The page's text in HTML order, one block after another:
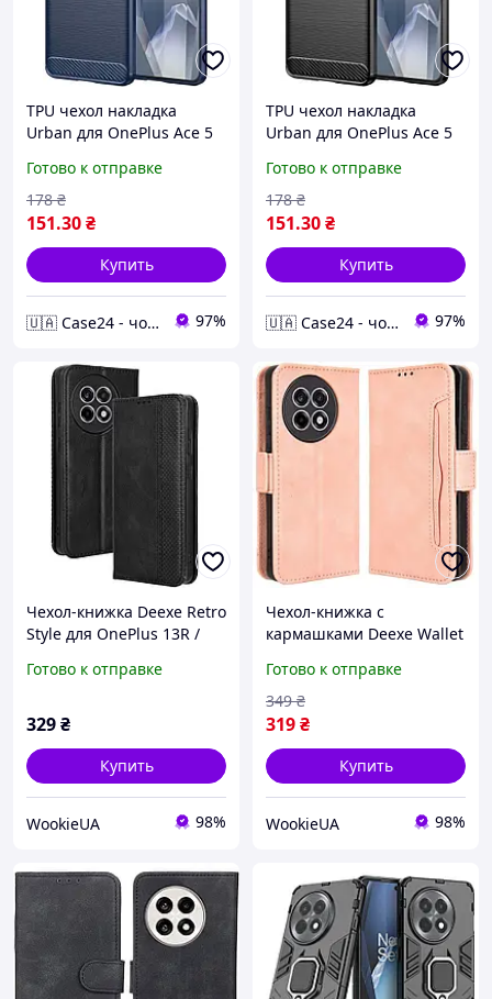
TPU чехол накладка
Urban для OnePlus Ace 5
Готово к отправке
151.30₴
178 ₴
Купить
🇺🇦 Case24 - чохли та аксесуари для смартфонів та планшетів 97%
TPU чехол накладка
Urban для OnePlus Ace 5
Готово к отправке
151.30₴
178 ₴
Купить
🇺🇦 Case24 - чохли та аксесуари для смартфонів та планшетів 97%
Чехол-книжка Deexe Retro
Style для OnePlus 13R /
Готово к отправке
329₴
Купить
WookieUA 98%
Чехол-книжка с
кармашками Deexe Wallet
Ace 5 / Ace 5 Pro - Pink
Готово к отправке
319₴
349 ₴
Купить
WookieUA 98%